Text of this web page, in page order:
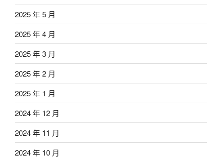
2025 年 5 月
2025 年 4 月
2025 年 3 月
2025 年 2 月
2025 年 1 月
2024 年 12 月
2024 年 11 月
2024 年 10 月